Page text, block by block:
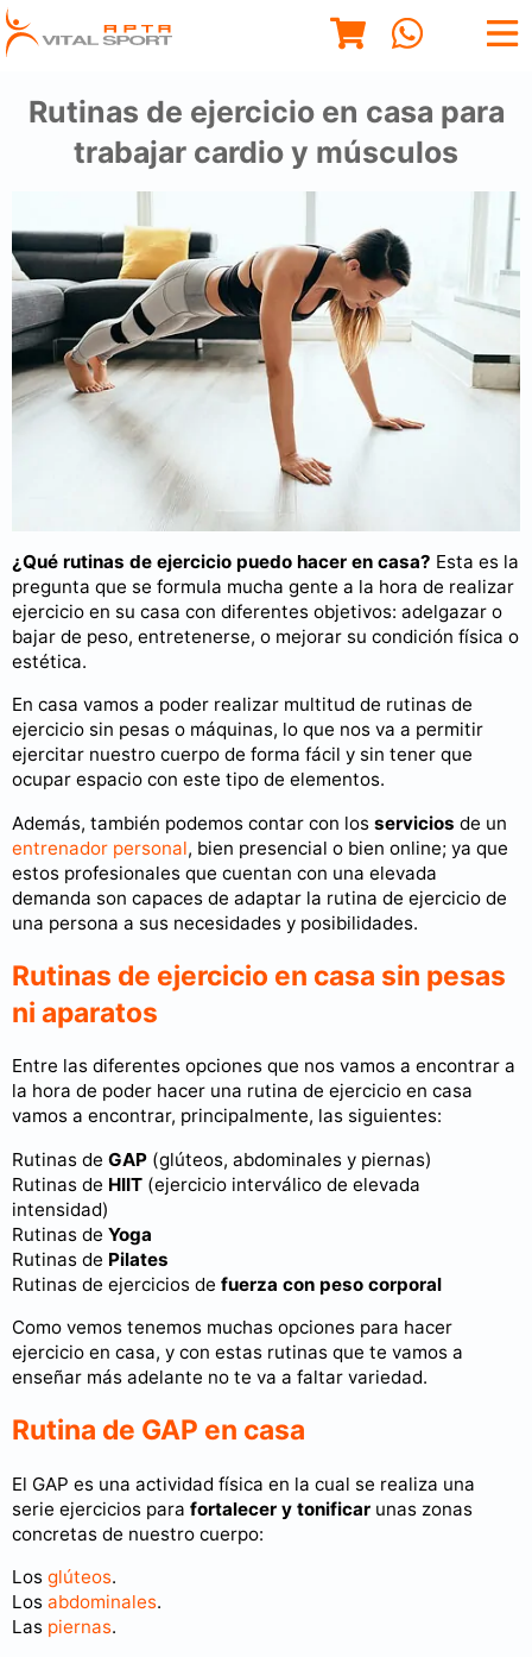
Rutinas de ejercicio en casa para
trabajar cardio y músculos
¿Qué rutinas de ejercicio puedo hacer en casa? Esta es la
pregunta que se formula mucha gente a la hora de realizar
ejercicio en su casa con diferentes objetivos: adelgazar o
bajar de peso, entretenerse, o mejorar su condición física o
estética.
En casa vamos a poder realizar multitud de rutinas de
ejercicio sin pesas o máquinas, lo que nos va a permitir
ejercitar nuestro cuerpo de forma fácil y sin tener que
ocupar espacio con este tipo de elementos.
Además, también podemos contar con los servicios de un
entrenador personal, bien presencial o bien online; ya que
estos profesionales que cuentan con una elevada
demanda son capaces de adaptar la rutina de ejercicio de
una persona a sus necesidades y posibilidades.
Rutinas de ejercicio en casa sin pesas
ni aparatos
Entre las diferentes opciones que nos vamos a encontrar a
la hora de poder hacer una rutina de ejercicio en casa
vamos a encontrar, principalmente, las siguientes:
Rutinas de GAP (glúteos, abdominales y piernas)
Rutinas de HIIT (ejercicio interválico de elevada
intensidad)
Rutinas de Yoga
Rutinas de Pilates
Rutinas de ejercicios de fuerza con peso corporal
Como vemos tenemos muchas opciones para hacer
ejercicio en casa, y con estas rutinas que te vamos a
enseñar más adelante no te va a faltar variedad.
Rutina de GAP en casa
El GAP es una actividad física en la cual se realiza una
serie ejercicios para fortalecer y tonificar unas zonas
concretas de nuestro cuerpo:
Los glúteos.
Los abdominales.
Las piernas.